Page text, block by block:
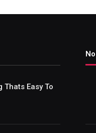
Thats Easy To